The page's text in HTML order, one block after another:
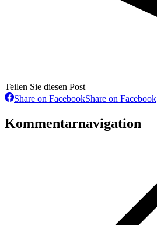
Teilen Sie diesen Post
Share on FacebookShare on Facebook
Kommentarnavigation